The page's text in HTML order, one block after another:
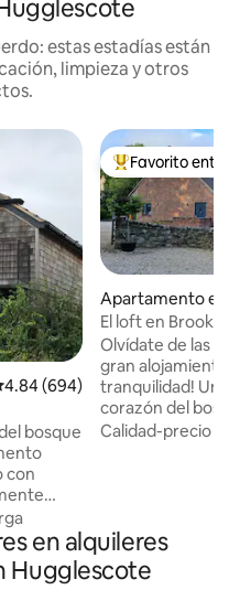
estas estadías están
limpieza y otros
promedio: 4.84 de
4.84 (694)
bosque
con
y
personas
Favorito entre
Favorito entre
Apartamento en
El loft en Brook
Olvídate de las
gran alojamiento:
tranquilidad! Un
corazón del
Seguro,
aparcamiento.
cercanas con
autopistas. Una
Calidad-precio
en alquileres
Hugglescote